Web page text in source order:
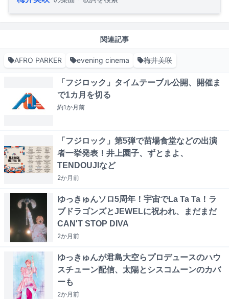
関連記事
AFRO PARKER evening cinema 梅井美咲
「フジロック」タイムテーブル公開、開催ま
で1カ月を切る
約1か月前
「フジロック」第5弾で苗場食堂などの出演
者一挙発表！井上園子、ずとまよ、
TENDOUJIなど
2か月前
ゆっきゅんソロ5周年！宇宙でLa Ta Ta！ラ
ブドラゴンズとJEWELに祝われ、まだまだ
CAN'T STOP DIVA
2か月前
ゆっきゅんが君島大空らプロデュースのハウ
スチューン配信、太陽とシスコムーンのカバ
ーも
2か月前